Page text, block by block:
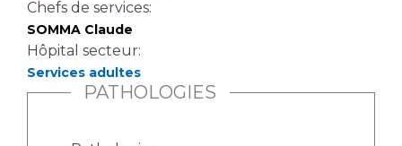
Mouvement Parcours Handicap 13
Activité physique
Réseaux de soins
Adresser un examen au Laboratoire de Biologie
Médicale
Radiologie / Imagerie
Chefs de services:
SOMMA Claude
Hôpital secteur:
Services adultes
PATHOLOGIES